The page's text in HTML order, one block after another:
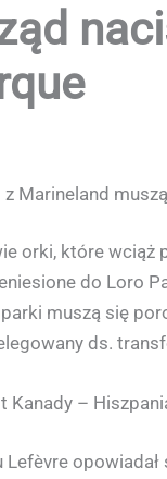
Marineland
orki, które
do Loro
muszą się
ds.
Kanady –